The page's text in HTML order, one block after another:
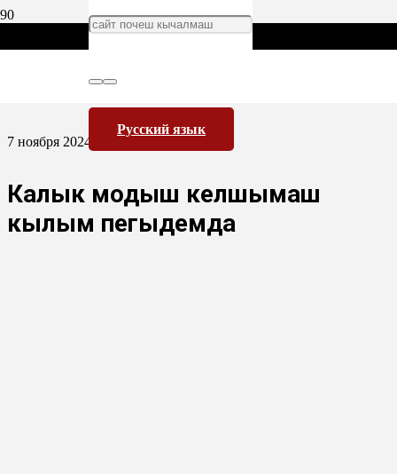
Русский язык
7 ноября 2024
Калык модыш келшымаш
кылым пеҥгыдемда